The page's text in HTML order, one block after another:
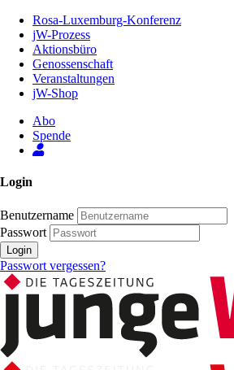
Inhalt
Seite
Rosa-Luxemburg-Konferenz
jW-Prozess
Aktionsbüro
Genossenschaft
Veranstaltungen
jW-Shop
Abo
Spende
Login
Benutzername
Passwort
Login
Passwort vergessen?